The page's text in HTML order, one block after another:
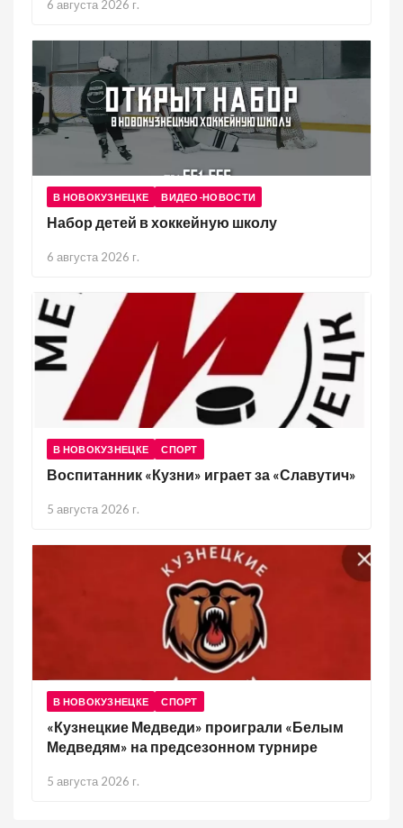
6 августа 2026 г.
В НОВОКУЗНЕЦКЕ ВИДЕО-НОВОСТИ
Набор детей в хоккейную школу
6 августа 2026 г.
В НОВОКУЗНЕЦКЕ СПОРТ
Воспитанник «Кузни» играет за «Славутич»
5 августа 2026 г.
В НОВОКУЗНЕЦКЕ СПОРТ
«Кузнецкие Медведи» проиграли «Белым
Медведям» на предсезонном турнире
5 августа 2026 г.